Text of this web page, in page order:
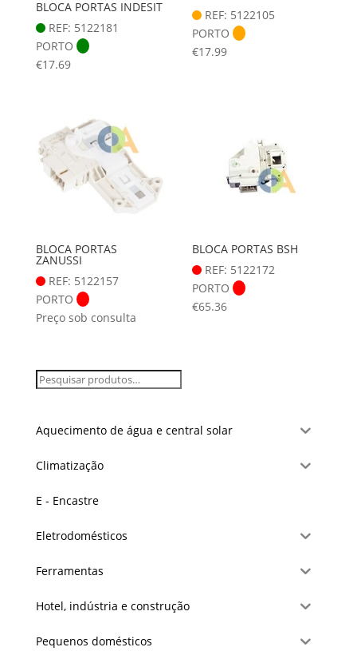
BLOCA PORTAS INDESIT
REF: 5122181
PORTO
€17.69
REF: 5122105
PORTO
€17.99
BLOCA PORTAS
ZANUSSI
REF: 5122157
PORTO
Preço sob consulta
BLOCA PORTAS BSH
REF: 5122172
PORTO
€65.36
Aquecimento de água e central solar
Climatização
E - Encastre
Eletrodomésticos
Ferramentas
Hotel, indústria e construção
Pequenos domésticos